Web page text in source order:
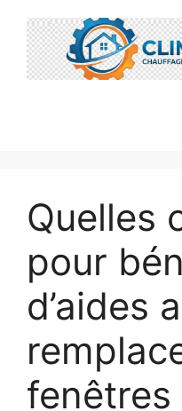
contenu
Quelles
pour
d’aides